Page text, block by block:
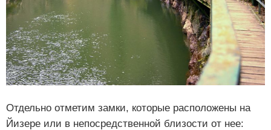
Отдельно отметим замки, которые расположены на
Йизере или в непосредственной близости от нее: